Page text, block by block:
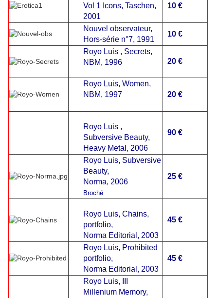
Vol 1 Icons, Taschen,
2001
10 €
Nouvel observateur,
Hors-série n°7, 1991
10 €
Royo Luis , Secrets,
NBM, 1996
20 €
Royo Luis, Women,
NBM, 1997
20 €
Royo Luis ,
Subversive Beauty,
Heavy Metal, 2006
90 €
Royo Luis, Subversive
Beauty,
Norma, 2006
Broché
25 €
Royo Luis, Chains,
portfolio,
Norma Editorial, 2003
45 €
Royo Luis, Prohibited
portfolio,
Norma Editorial, 2003
45 €
Royo Luis, III
Millenium Memory,